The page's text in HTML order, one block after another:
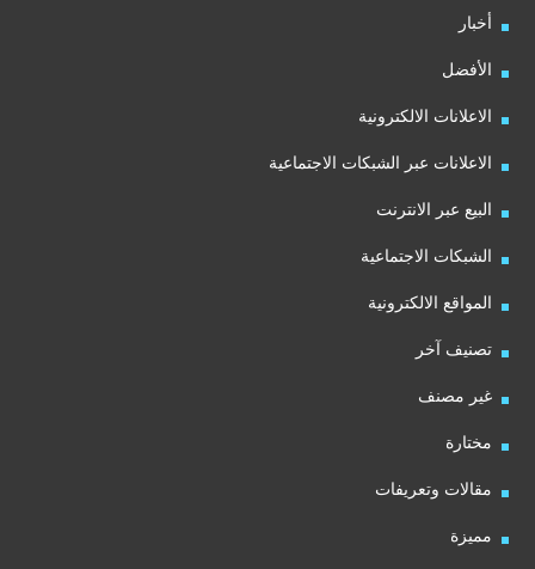
أخبار
الأفضل
الاعلانات الالكترونية
الاعلانات عبر الشبكات الاجتماعية
البيع عبر الانترنت
الشبكات الاجتماعية
المواقع الالكترونية
تصنيف آخر
غير مصنف
مختارة
مقالات وتعريفات
مميزة